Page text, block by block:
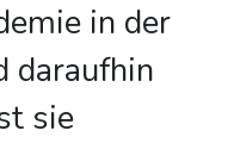
in der
daraufhin
sie